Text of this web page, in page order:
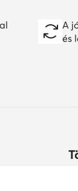
A
és